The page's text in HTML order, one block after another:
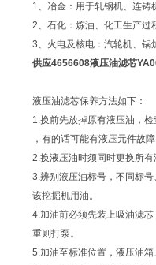
1、冶金：用于轧钢机、连铸
2、石化：炼油、化工生产过
3、火电及核电：汽轮机、锅
供应4656608液压油滤芯
液压油滤芯保养方法如下：
1.换前先放掉原有液压油，
，有的话可能有液压元件故
2.换液压油时须同时更换所
3.辨别液压油标号，不同标
该挖掘机用油。
4.加油前必须先装上吸油滤
重则打泵。
5.加油至标准位置，液压油